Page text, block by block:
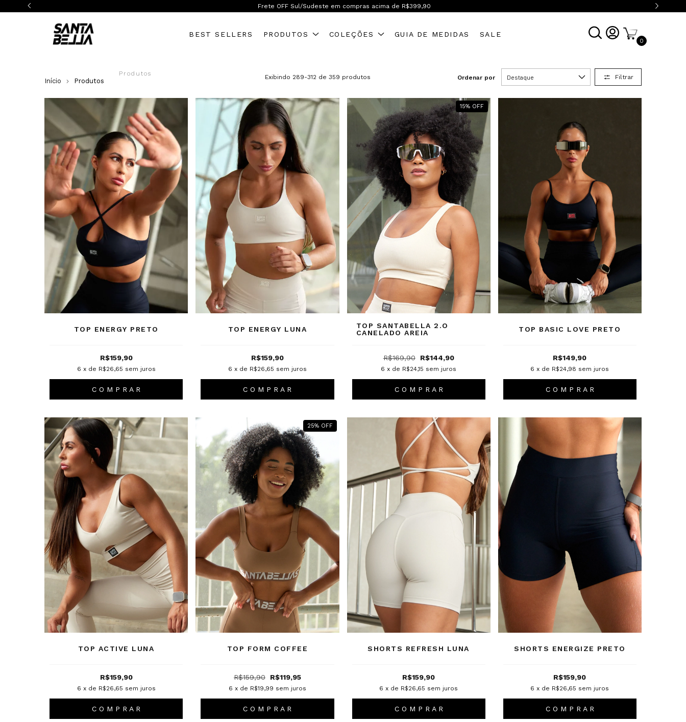
Frete OFF Sul/Sudeste em compras acima de R$399,90
BEST SELLERS PRODUTOS COLEÇÕES GUIA DE MEDIDAS SALE
0
Produtos
Início Produtos Exibindo 289-312 de 359 produtos Ordenar por Filtrar
TOP ENERGY PRETO
R$159,90
6 x de R$26,65 sem juros
C O M P R A R
TOP ENERGY LUNA
R$159,90
6 x de R$26,65 sem juros
C O M P R A R
15% OFF
TOP SANTABELLA 2.O
CANELADO AREIA
R$169,90 R$144,90
6 x de R$24,15 sem juros
C O M P R A R
TOP BASIC LOVE PRETO
R$149,90
6 x de R$24,98 sem juros
C O M P R A R
TOP ACTIVE LUNA
R$159,90
6 x de R$26,65 sem juros
C O M P R A R
25% OFF
TOP FORM COFFEE
R$159,90 R$119,95
6 x de R$19,99 sem juros
C O M P R A R
SHORTS REFRESH LUNA
R$159,90
6 x de R$26,65 sem juros
C O M P R A R
SHORTS ENERGIZE PRETO
R$159,90
6 x de R$26,65 sem juros
C O M P R A R